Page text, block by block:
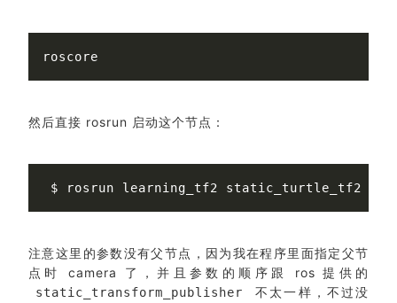
然后直接 rosrun 启动这个节点：
$
注意这里的参数没有父节点，因为我在程序里面指定父节
点时 camera 了，并且参数的顺序跟 ros 提供的
static_transform_publisher
不太一样，不过没